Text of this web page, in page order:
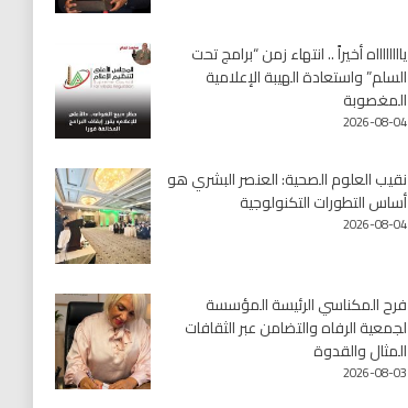
يااااااااه أخيراً .. انتهاء زمن “برامج تحت
السلم” واستعادة الهيبة الإعلامية
المغصوبة
2026-08-04
نقيب العلوم الصحية: العنصر البشري هو
أساس التطورات التكنولوجية
2026-08-04
فرح المكناسي الرئيسة المؤسسة
لجمعية الرفاه والتضامن عبر الثقافات
المثال والقدوة
2026-08-03